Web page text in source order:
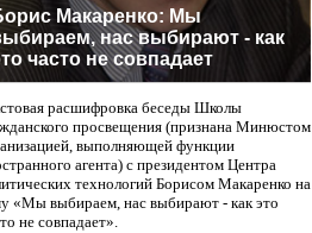
Макаренко: Мы
нас выбирают - как
часто не совпадает
расшифровка беседы Школы
просвещения (признана Минюстом
выполняющей функции
агента) с президентом Центра
технологий Борисом Макаренко на
«Мы выбираем, нас выбирают - как это
не совпадает».